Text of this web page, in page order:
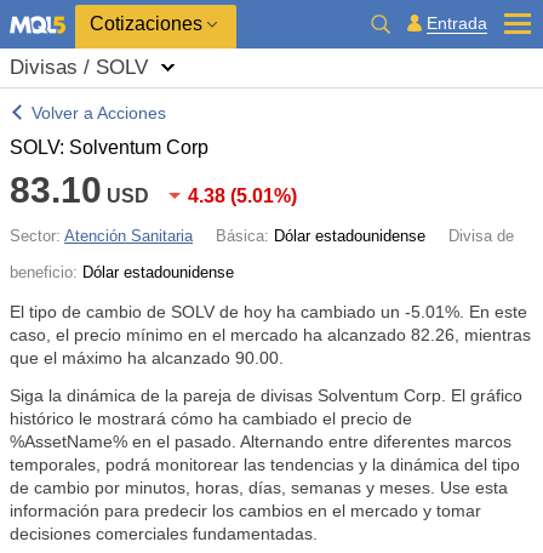
Cotizaciones Entrada
Divisas / SOLV
Volver a Acciones
SOLV: Solventum Corp
83.10 USD 4.38 (5.01%)
Sector: Atención Sanitaria Básica: Dólar estadounidense
Divisa de
beneficio: Dólar estadounidense
El tipo de cambio de SOLV de hoy ha cambiado un -5.01% . En este
caso, el precio mínimo en el mercado ha alcanzado 82.26, mientras
que el máximo ha alcanzado 90.00.
Siga la dinámica de la pareja de divisas Solventum Corp. El gráfico
histórico le mostrará cómo ha cambiado el precio de
%AssetName% en el pasado. Alternando entre diferentes marcos
temporales, podrá monitorear las tendencias y la dinámica del tipo
de cambio por minutos, horas, días, semanas y meses. Use esta
información para predecir los cambios en el mercado y tomar
decisiones comerciales fundamentadas.